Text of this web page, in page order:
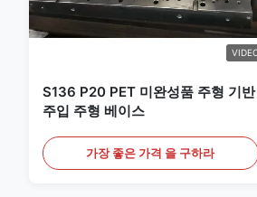
S136 P20 PET 미완성품 주형 기반
주입 주형 베이스
가장 좋은 가격 을 구하라